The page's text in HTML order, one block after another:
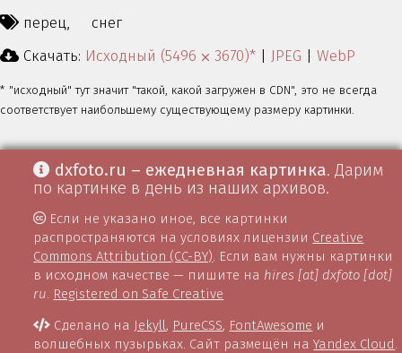
перец,
снег
Скачать: Исходный (5496 ⨉ 3670)* | JPEG | WebP
* "исходный" тут значит "такой, какой загружен в CDN", это не всегда
соответствует наибольшему существующему размеру картинки.
dxfoto.ru – ежедневная картинка. Дарим
по картинке в день из наших архивов.
Если не указано иное, все картинки
распространяются на условиях лицензии Creative
Commons Attribution (CC-BY). Если вам нужны картинки
в исходном качестве — пишите на hires [at] dxfoto [dot]
ru. Registered on Safe Creative
Сделано на Jekyll, PureCSS, FontAwesome и
волшебных пузырьках. Сайт размещён наYandex Cloud